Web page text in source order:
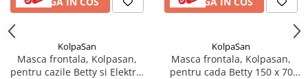
Radiatoare otel
Radiator aluminiu
Cazane ardere naturala
Termoseminee pe peleti/lemn
KolpaSan
Masca frontala, Kolpasan,
pentru cazile Betty si Elektra,
KolpaSan
Masca frontala, Kolpasan,
pentru cada Betty 150 x 70